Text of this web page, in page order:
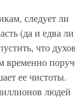
следует ли
(да и едва ли
что
временно
ее чистоты.
людей